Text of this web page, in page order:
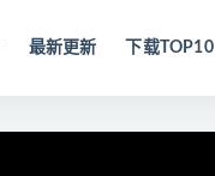
最新更新 下载TOP10